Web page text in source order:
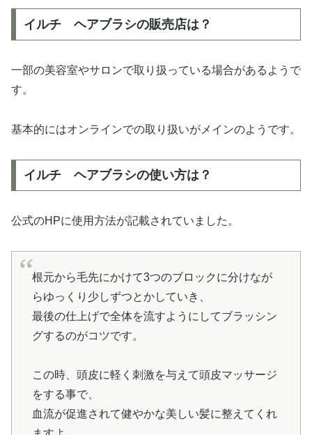
イルチ ヘアブラシの販売店は？
一部の美容室やサロンで取り扱っている場合があるようで
す。
基本的にはオンラインでの取り扱いがメインのようです。
イルチ ヘアブラシの使い方は？
公式のHPに使用方法が記載されていました。
根元から毛先にかけて3つのブロックに分けなが
らゆっくり少しずつとかしていき、
最後の仕上げで全体を流すようにしてブラッシン
グするのがコツです。
この時、頭皮に軽く刺激を与えて頭皮マッサージ
をする事で、
血流が促進されて健やかな美しい髪に整えてくれ